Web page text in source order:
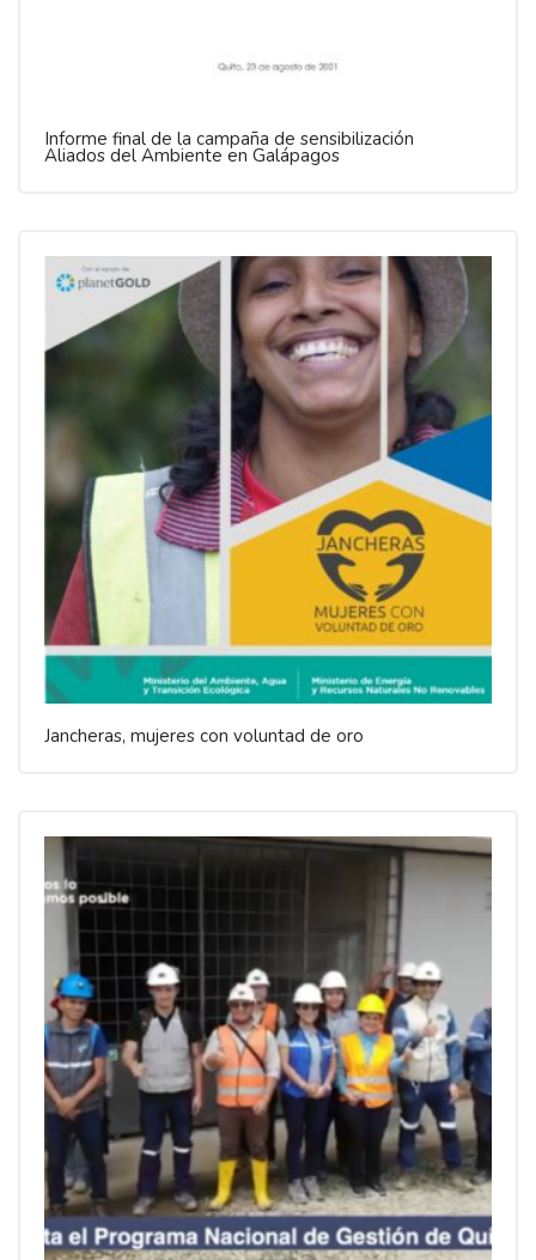
Informe final de la campaña de sensibilización
Aliados del Ambiente en Galápagos
Jancheras, mujeres con voluntad de oro